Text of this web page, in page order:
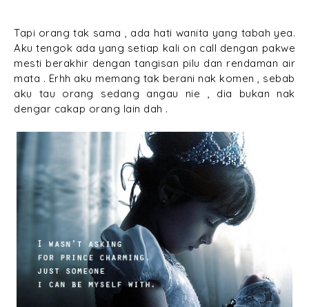
Tapi orang tak sama , ada hati wanita yang tabah yea.
Aku tengok ada yang setiap kali on call dengan pakwe
mesti berakhir dengan tangisan pilu dan rendaman air
mata . Erhh aku memang tak berani nak komen , sebab
aku tau orang sedang angau nie , dia bukan nak
dengar cakap orang lain dah .